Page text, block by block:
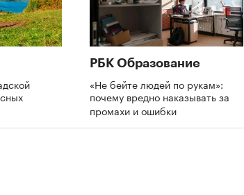
РБК Образование
«Не бейте людей по рукам»:
почему вредно наказывать за
промахи и ошибки